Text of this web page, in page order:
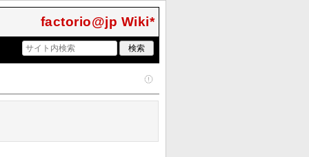
factorio@jp Wiki*